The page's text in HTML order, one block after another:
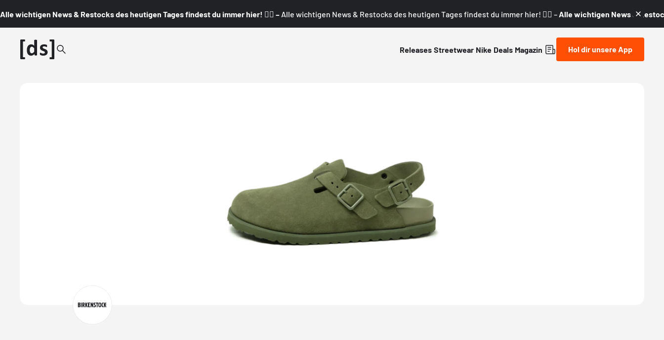
Alle wichtigen News & Restocks des heutigen Tages findest du immer hier! 👇🏼 – Alle wichtigen News & Restocks des heutigen Tages findest du immer hier! 👇🏼 – Alle wichtigen News &
Releases Streetwear Nike Deals Magazin Hol dir unsere App